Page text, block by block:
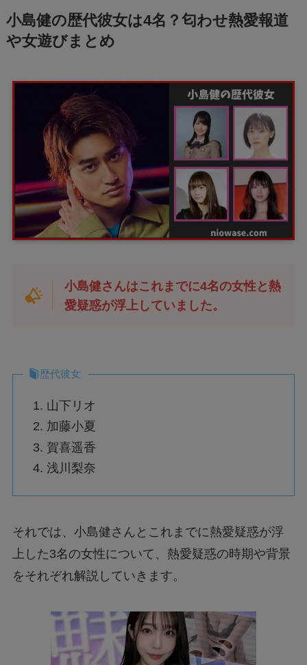
小島健の歴代彼女は4名？匂わせ熱愛報道
や女遊びまとめ
小島健さんはこれまでに4名の女性と熱
愛疑惑が浮上していました。
歴代彼女
山下リオ
加藤小夏
賀喜遥香
浅川梨奈
それでは、小島健さんとこれまでに熱愛疑惑が浮
上した3名の女性について、熱愛疑惑の時期や背景
をそれぞれ解説していきます。